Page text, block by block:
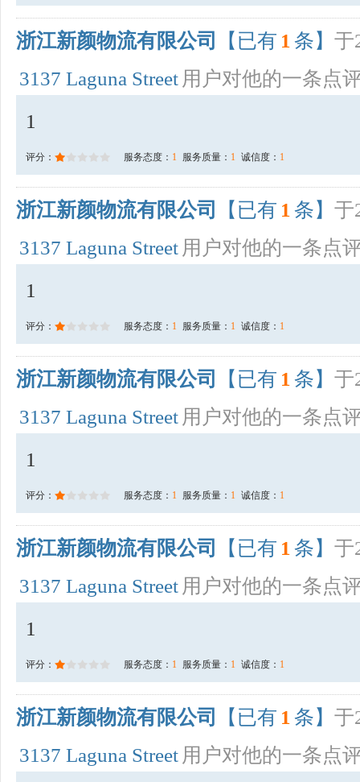
浙江新颜物流有限公司 【已有 1 条】 于
3137 Laguna Street 用户对他的一条点
1
评分： 服务态度： 1 服务质量： 1 诚信度： 1
浙江新颜物流有限公司 【已有 1 条】 于
3137 Laguna Street 用户对他的一条点
1
评分： 服务态度： 1 服务质量： 1 诚信度： 1
浙江新颜物流有限公司 【已有 1 条】 于
3137 Laguna Street 用户对他的一条点
1
评分： 服务态度： 1 服务质量： 1 诚信度： 1
浙江新颜物流有限公司 【已有 1 条】 于
3137 Laguna Street 用户对他的一条点
1
评分： 服务态度： 1 服务质量： 1 诚信度： 1
浙江新颜物流有限公司 【已有 1 条】 于
3137 Laguna Street 用户对他的一条点